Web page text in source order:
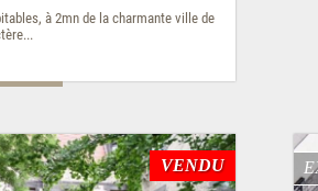
à 2mn de la charmante ville de
VENDU